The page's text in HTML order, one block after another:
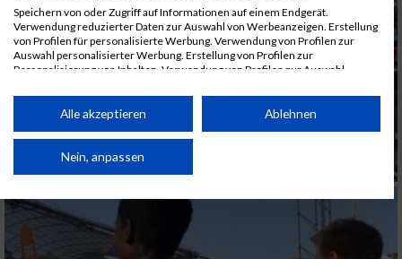
Speichern von oder Zugriff auf Informationen auf einem Endgerät.
Verwendung reduzierter Daten zur Auswahl von Werbeanzeigen. Erstellung
von Profilen für personalisierte Werbung. Verwendung von Profilen zur
Auswahl personalisierter Werbung. Erstellung von Profilen zur
Personalisierung von Inhalten. Verwendung von Profilen zur Auswahl
Performance von Inhalten. Analyse von Zielgruppen durch Statistiken oder
Kombinationen von Daten aus verschiedenen Quellen. Entwicklung und
von Inhalten.
Daten können außerhalb der Europäischen Union weitergegeben und in die
Website/App.
Partnerliste anzeigen (1 IAB-Anbieter)
Alle akzeptieren Ablehnen
Nein, anpassen